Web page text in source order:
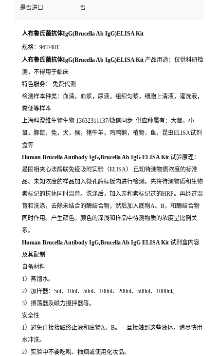
是否进口 否
人布鲁氏菌抗体IgG(Brucella Ab IgG)ELISA Kit
规格：96T/48T
人布鲁氏菌抗体IgG(Brucella Ab IgG)ELISA Kit 产品用途：仅供科研检
测，不得用于临床
特色服务： 免费代测
检测样本种类：血清，血浆，尿液，组织匀浆，细胞上清液，灌洗液，
粪便等样本
上海科澄维生物生物 13632311137/微信同步 供应种属有：大鼠，小
鼠，豚鼠，兔，犬，猴，猪牛羊，鸡鸭鹅，植物，鱼，昆虫ELISA试剂
盒等
Human Brucella Antibody IgG,Brucella Ab IgG ELISA Kit 试验原理：
是固相夹心法酶联免疫吸附实验（ELISA）.已知待测物质浓度的标准
品、未知浓度的样品加入微孔酶标板内进行检测。先将待测物质和生物
素标记的抗体同时温育。洗涤后，加入亲和素标记过的HRP。再经过温
育和洗涤，去除未结合的酶结合物，然后加入底物A、B，和酶结合物
同时作用。产生颜色。颜色的深浅和样品中待测物质的浓度呈比例关
系。
Human Brucella Antibody IgG,Brucella Ab IgG ELISA Kit 试剂盒内容
及其配制
自备材料
1）蒸馏水。
2）加样器：5ul、10ul、50ul、100ul、200ul、500ul、1000ul。
3）振荡器及磁力搅拌器等。
安全性
1）避免直接接触终止液和底物A、B。一旦接触到这些液体，请尽快用
水冲洗。
2）实验中不要吃喝、抽烟或使用化妆品。